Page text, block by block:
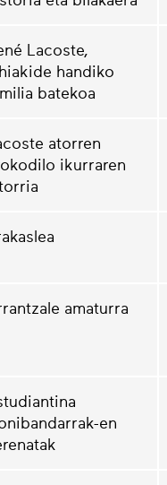
Lacoste,
handiko
batekoa
atorren
ikurraren
amaturra
en